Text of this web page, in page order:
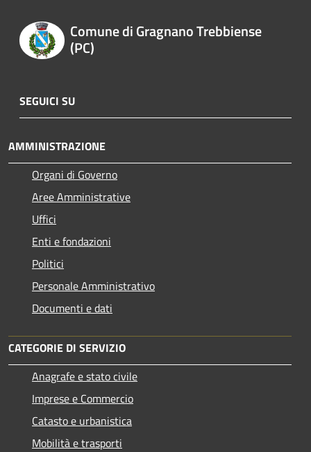
Comune di Gragnano Trebbiense
(PC)
SEGUICI SU
AMMINISTRAZIONE
Organi di Governo
Aree Amministrative
Uffici
Enti e fondazioni
Politici
Personale Amministrativo
Documenti e dati
CATEGORIE DI SERVIZIO
Anagrafe e stato civile
Imprese e Commercio
Catasto e urbanistica
Mobilità e trasporti